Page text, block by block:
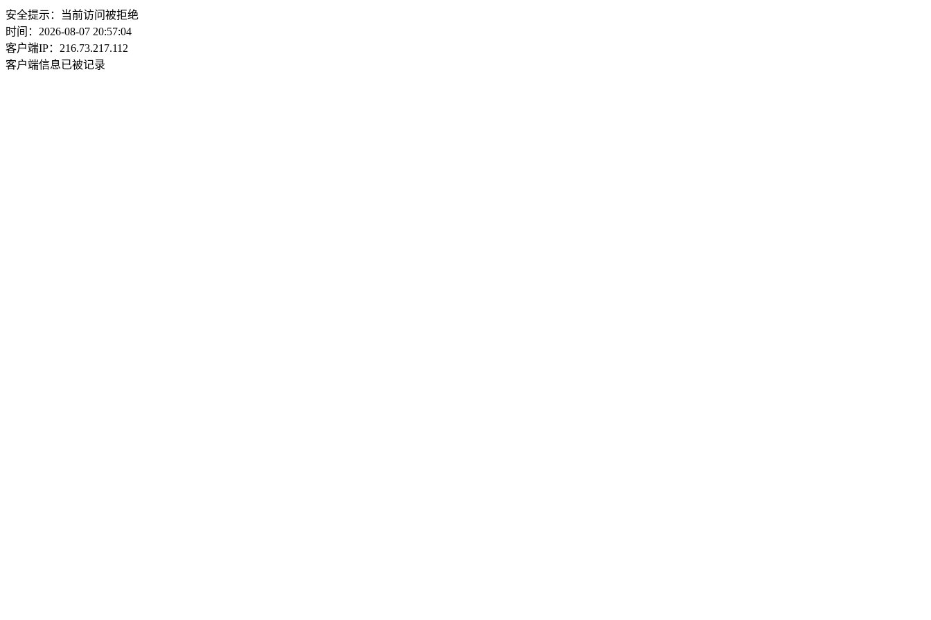
安全提示：当前访问被拒绝
时间：2026-08-07 20:57:04
客户端IP：216.73.217.112
客户端信息已被记录